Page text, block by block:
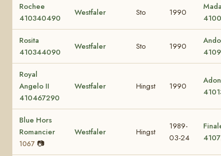
Rochee
410340490
Westfaler Sto 1990
Rosita
410344090
Westfaler Sto 1990
Royal
Angelo II
410467290
Westfaler Hingst 1990
Blue Hors
Romancier
1067 📷
Westfaler Hingst
1989-
03-24